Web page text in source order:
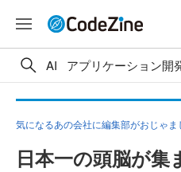
AI アプリケーション開
気になるあの会社に編集部がおじゃま
日本一の頭脳が